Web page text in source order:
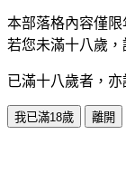
本部落格內容僅限
若您未滿十八歲，
已滿十八歲者，
我已滿18歲 離開